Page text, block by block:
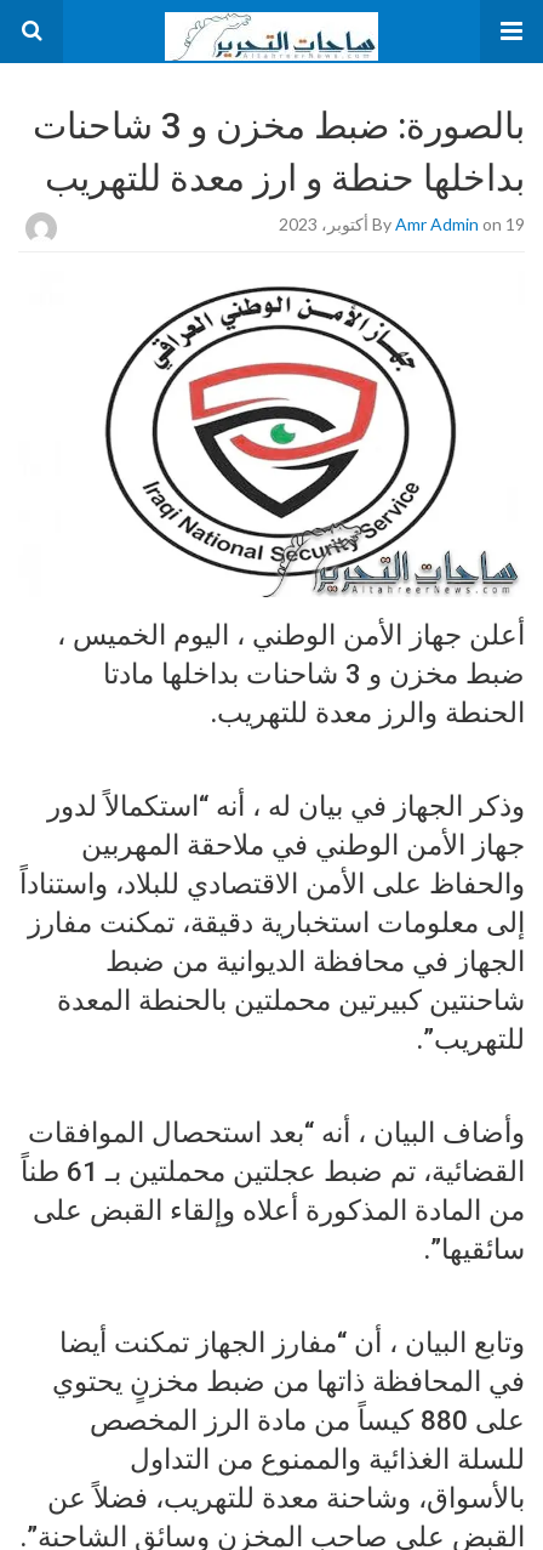
بالصورة: ضبط مخزن و 3 شاحنات
بداخلها حنطة و ارز معدة للتهريب
ByAmr Admin on 19 أكتوبر، 2023
أعلن جهاز الأمن الوطني ، اليوم الخميس ،
ضبط مخزن و 3 شاحنات بداخلها مادتا
الحنطة والرز معدة للتهريب.
وذكر الجهاز في بيان له ، أنه “استكمالاً لدور
جهاز الأمن الوطني في ملاحقة المهربين
والحفاظ على الأمن الاقتصادي للبلاد، واستناداً
إلى معلومات استخبارية دقيقة، تمكنت مفارز
الجهاز في محافظة الديوانية من ضبط
شاحنتين كبيرتين محملتين بالحنطة المعدة
للتهريب”.
وأضاف البيان ، أنه “بعد استحصال الموافقات
القضائية، تم ضبط عجلتين محملتين بـ 61 طناً
من المادة المذكورة أعلاه وإلقاء القبض على
سائقيها”.
وتابع البيان ، أن “مفارز الجهاز تمكنت أيضا
في المحافظة ذاتها من ضبط مخزنٍ يحتوي
على 880 كيساً من مادة الرز المخصص
للسلة الغذائية والممنوع من التداول
بالأسواق، وشاحنة معدة للتهريب، فضلاً عن
القبض على صاحب المخزن وسائق الشاحنة”.